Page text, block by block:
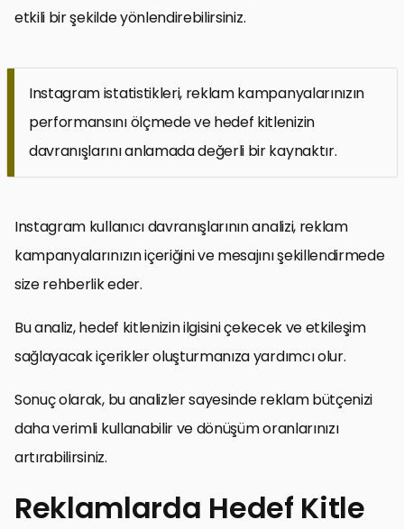
etkili bir şekilde yönlendirebilirsiniz.
Instagram istatistikleri, reklam kampanyalarınızın
performansını ölçmede ve hedef kitlenizin
davranışlarını anlamada değerli bir kaynaktır.
Instagram kullanıcı davranışlarının analizi, reklam
kampanyalarınızın içeriğini ve mesajını şekillendirmede
size rehberlik eder.
Bu analiz, hedef kitlenizin ilgisini çekecek ve etkileşim
sağlayacak içerikler oluşturmanıza yardımcı olur.
Sonuç olarak, bu analizler sayesinde reklam bütçenizi
daha verimli kullanabilir ve dönüşüm oranlarınızı
artırabilirsiniz.
Reklamlarda Hedef Kitle